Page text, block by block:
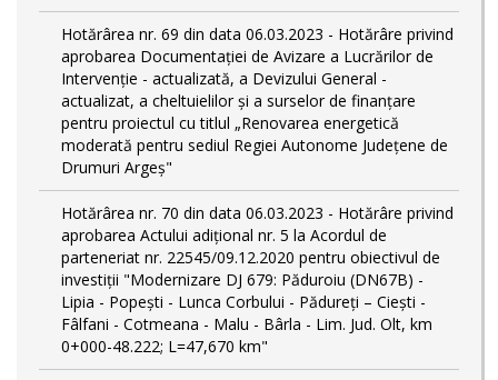
Hotărârea nr. 69 din data 06.03.2023 - Hotărâre privind
aprobarea Documentației de Avizare a Lucrărilor de
Intervenție - actualizată, a Devizului General -
actualizat, a cheltuielilor și a surselor de finanțare
pentru proiectul cu titlul „Renovarea energetică
moderată pentru sediul Regiei Autonome Județene de
Drumuri Argeș"
Hotărârea nr. 70 din data 06.03.2023 - Hotărâre privind
aprobarea Actului adițional nr. 5 la Acordul de
parteneriat nr. 22545/09.12.2020 pentru obiectivul de
investiții "Modernizare DJ 679: Păduroiu (DN67B) -
Lipia - Popești - Lunca Corbului - Pădureți – Ciești -
Fâlfani - Cotmeana - Malu - Bârla - Lim. Jud. Olt, km
0+000-48.222; L=47,670 km"